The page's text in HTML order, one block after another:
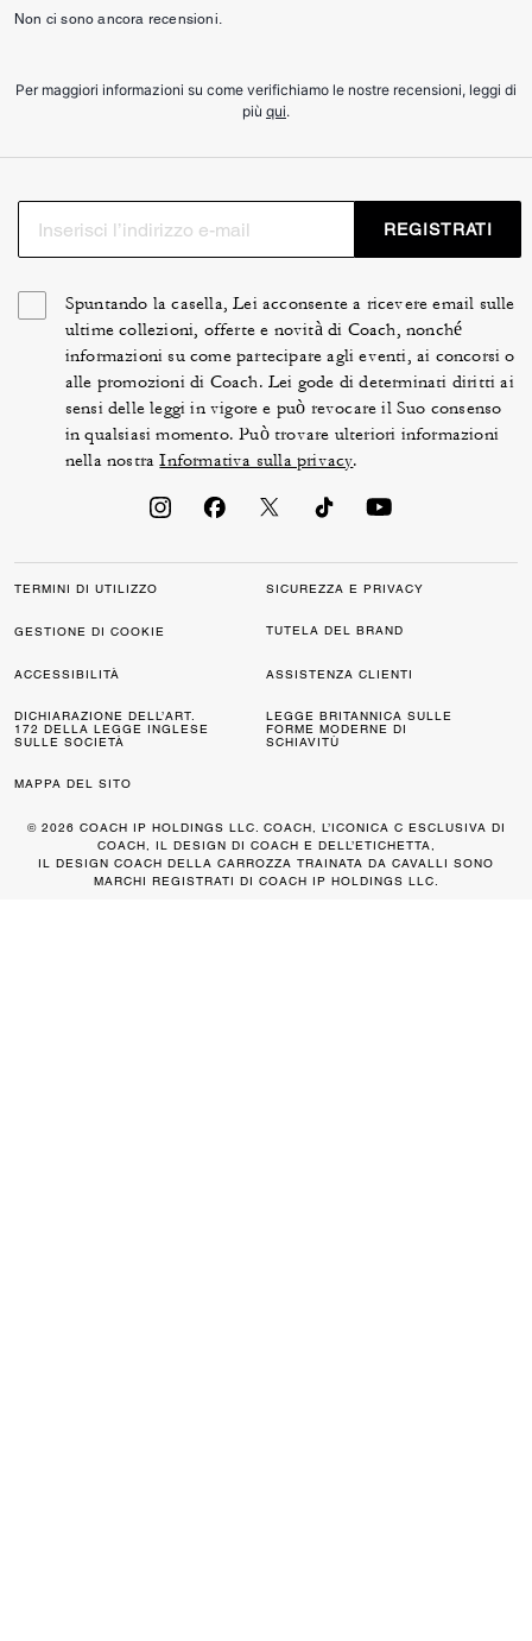
Non ci sono ancora recensioni.
Per maggiori informazioni su come verifichiamo le nostre recensioni, leggi di
più qui.
REGISTRATI
Spuntando la casella, Lei acconsente a ricevere email sulle
ultime collezioni, offerte e novità di Coach, nonché
informazioni su come partecipare agli eventi, ai concorsi o
alle promozioni di Coach. Lei gode di determinati diritti ai
sensi delle leggi in vigore e può revocare il Suo consenso
in qualsiasi momento. Può trovare ulteriori informazioni
nella nostraInformativa sulla privacy.
TERMINI DI UTILIZZO SICUREZZA E PRIVACY
GESTIONE DI COOKIE TUTELA DEL BRAND
ACCESSIBILITÀ ASSISTENZA CLIENTI
DICHIARAZIONE DELL’ART.
172 DELLA LEGGE INGLESE
SULLE SOCIETÀ
LEGGE BRITANNICA SULLE
FORME MODERNE DI
SCHIAVITÙ
MAPPA DEL SITO
© 2026 COACH IP HOLDINGS LLC. COACH, L’ICONICA C ESCLUSIVA DI
COACH, IL DESIGN DI COACH E DELL’ETICHETTA,
IL DESIGN COACH DELLA CARROZZA TRAINATA DA CAVALLI SONO
MARCHI REGISTRATI DI COACH IP HOLDINGS LLC.